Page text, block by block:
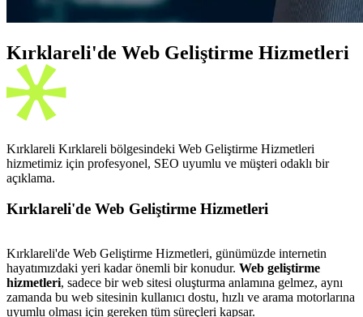
Kırklareli'de Web Geliştirme Hizmetleri
Kırklareli Kırklareli bölgesindeki Web Geliştirme Hizmetleri
hizmetimiz için profesyonel, SEO uyumlu ve müşteri odaklı bir
açıklama.
Kırklareli'de Web Geliştirme Hizmetleri
Kırklareli'de Web Geliştirme Hizmetleri, günümüzde internetin
hayatımızdaki yeri kadar önemli bir konudur. Web geliştirme
hizmetleri, sadece bir web sitesi oluşturma anlamına gelmez, aynı
zamanda bu web sitesinin kullanıcı dostu, hızlı ve arama motorlarına
uyumlu olması için gereken tüm süreçleri kapsar.